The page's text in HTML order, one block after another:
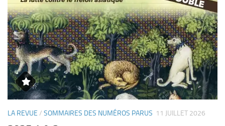
LA REVUE / SOMMAIRES DES NUMÉROS PARUS 11 JUILLET 2026